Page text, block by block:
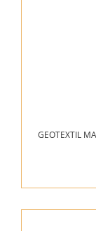
GEOTEXTIL